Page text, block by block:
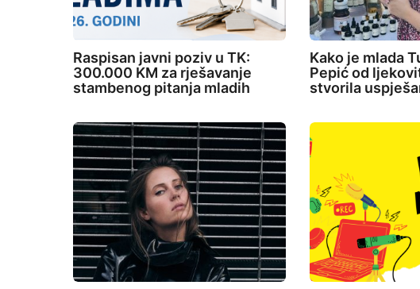
Raspisan javni poziv u TK:
300.000 KM za rješavanje
stambenog pitanja mladih
Kako je mlada
Pepić od
stvorila